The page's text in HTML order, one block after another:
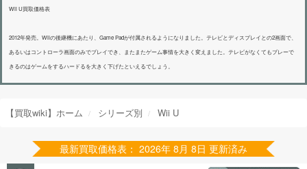
Wii U買取価格表
2012年発売。Wiiの後継機にあたり、Game Padが付属されるようになりました。テレビとディスプレイとの2画面で、
あるいはコントローラ画面のみでプレイでき、またまたゲーム事情を大きく変えました。テレビがなくてもプレーで
きるのはゲームをするハードるを大きく下げたといえるでしょう。
【買取wiki】ホーム シリーズ別 Wii U
最新買取価格表： 2026年 8月 8日 更新済み